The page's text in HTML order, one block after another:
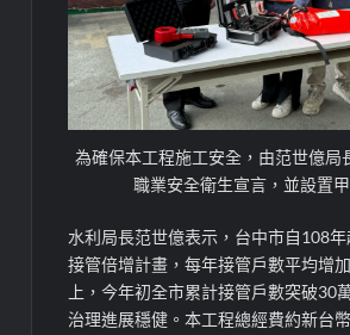
為確保本工程施工安全，由范世億局
職業安全衛生宣言，並設置
水利局長范世億表示，台中市自108
接管倍增計畫，每年接管戶數平均增
上，今年初全市累計接管戶數突破30
治理進展穩健。本工程總經費約新台